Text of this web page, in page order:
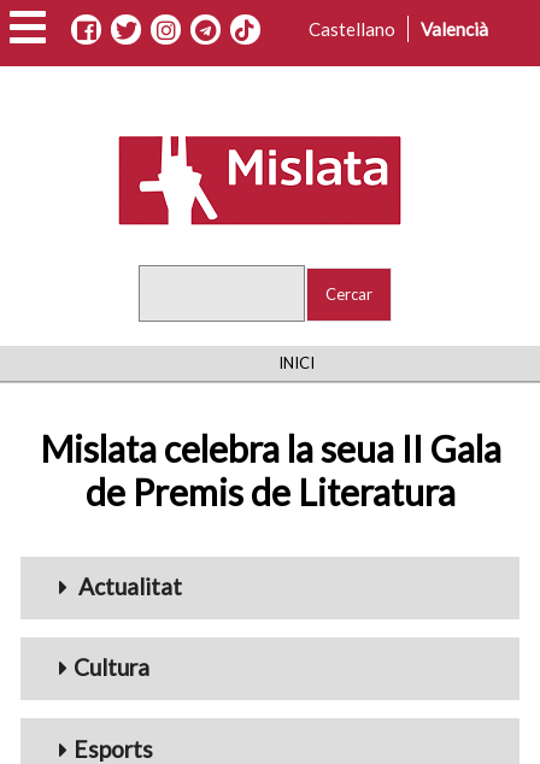
Vés
al
contingut
Castellano Valencià
FIL
INICI
Mislata celebra la seua II Gala
de Premis de Literatura
Menu_Videos
Actualitat
Cultura
Esports